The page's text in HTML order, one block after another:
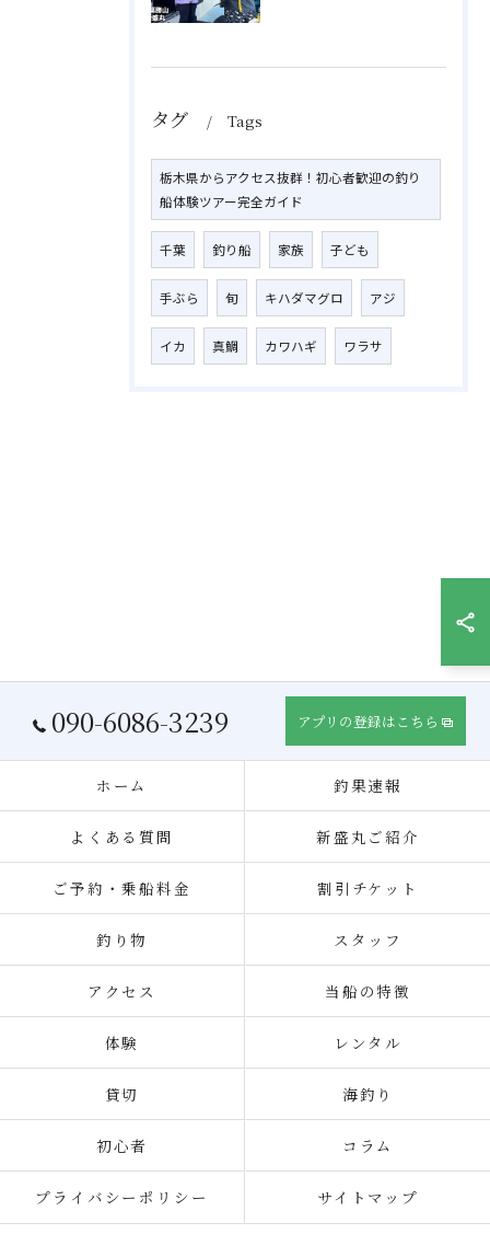
タグ Tags
栃木県からアクセス抜群！初心者歓迎の釣り
船体験ツアー完全ガイド
千葉 釣り船 家族 子ども
手ぶら 旬 キハダマグロ アジ
イカ 真鯛 カワハギ ワラサ
090-6086-3239 アプリの登録はこちら
ホーム 釣果速報
よくある質問 新盛丸ご紹介
ご予約・乗船料金 割引チケット
釣り物 スタッフ
アクセス 当船の特徴
体験 レンタル
貸切 海釣り
初心者 コラム
プライバシーポリシー サイトマップ